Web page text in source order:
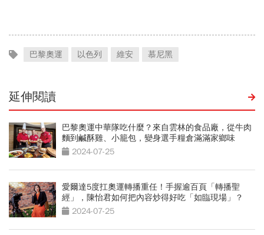
巴黎奧運 以色列 維安 慕尼黑
延伸閱讀
巴黎奧運中華隊吃什麼？來自雲林的食品廠，從牛肉
麵到鹹酥雞、小籠包，變身選手糧倉滿滿家鄉味
2024-07-25
愛爾達5度扛奧運轉播重任！手握逾百頁「轉播聖
經」，陳怡君如何把內容炒得好吃「如臨現場」？
2024-07-25